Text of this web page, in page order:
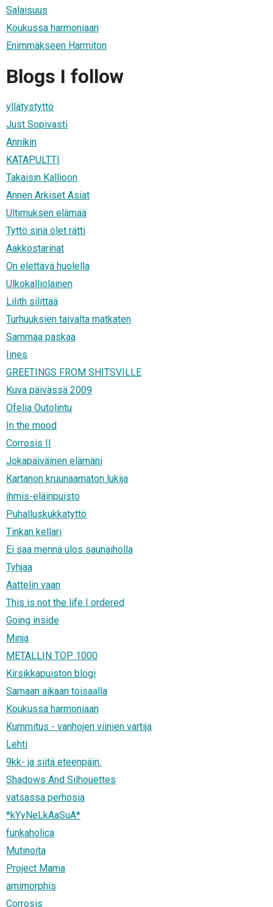
Salaisuus
Koukussa harmoniaan
Enimmäkseen Harmiton
Blogs I follow
yllätystyttö
Just Sopivasti
Annikin
KATAPULTTI
Takaisin Kallioon
Annen Arkiset Asiat
Ultimuksen elämää
Tyttö sinä olet rätti
Aakkostarinat
On elettävä huolella
Ulkokalliolainen
Lilith silittää
Turhuuksien taivalta matkaten
Sammaa paskaa
Iines
GREETINGS FROM SHITSVILLE
Kuva päivässä 2009
Ofelia Outolintu
In the mood
Corrosis II
Jokapäiväinen elämäni
Kartanon kruunaamaton lukija
ihmis-eläinpuisto
Puhalluskukkatyttö
Tinkan kellari
Ei saa mennä ulos saunaiholla
Tyhjaa
Aattelin vaan
This is not the life I ordered
Going inside
Minja
METALLIN TOP 1000
Kirsikkapuiston blogi
Samaan aikaan toisaalla
Koukussa harmoniaan
Kummitus - vanhojen viinien vartija
Lehti
9kk- ja siitä eteenpäin.
Shadows And Silhouettes
vatsassa perhosia
*kYyNeLkAaSuA*
funkaholica
Mutinoita
Project Mama
amimorphis
Corrosis